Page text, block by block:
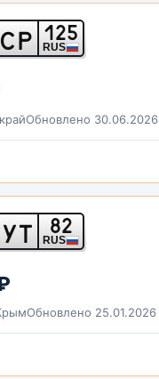
СР 125
RUS
Обновлено 30.06.2026
УТ 82
RUS
Обновлено 25.01.2026